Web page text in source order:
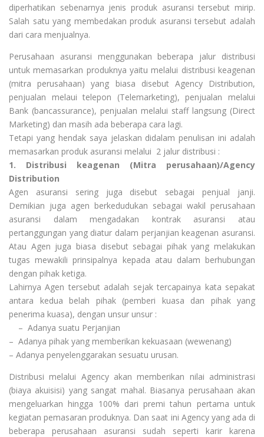
diperhatikan sebenarnya jenis produk asuransi tersebut mirip.
Salah satu yang membedakan produk asuransi tersebut adalah
dari cara menjualnya.
Perusahaan asuransi menggunakan beberapa jalur distribusi
untuk memasarkan produknya yaitu melalui distribusi keagenan
(mitra perusahaan) yang biasa disebut Agency Distribution,
penjualan melaui telepon (Telemarketing), penjualan melalui
Bank (bancassurance), penjualan melalui staff langsung (Direct
Marketing) dan masih ada beberapa cara lagi.
Tetapi yang hendak saya jelaskan didalam penulisan ini adalah
memasarkan produk asuransi melalui 2 jalur distribusi :
1. Distribusi keagenan (Mitra perusahaan)/Agency
Distribution
Agen asuransi sering juga disebut sebagai penjual janji.
Demikian juga agen berkedudukan sebagai wakil perusahaan
asuransi dalam mengadakan kontrak asuransi atau
pertanggungan yang diatur dalam perjanjian keagenan asuransi.
Atau Agen juga biasa disebut sebagai pihak yang melakukan
tugas mewakili prinsipalnya kepada atau dalam berhubungan
dengan pihak ketiga.
Lahirnya Agen tersebut adalah sejak tercapainya kata sepakat
antara kedua belah pihak (pemberi kuasa dan pihak yang
penerima kuasa), dengan unsur unsur :
– Adanya suatu Perjanjian
– Adanya pihak yang memberikan kekuasaan (wewenang)
– Adanya penyelenggarakan sesuatu urusan.
Distribusi melalui Agency akan memberikan nilai administrasi
(biaya akuisisi) yang sangat mahal. Biasanya perusahaan akan
mengeluarkan hingga 100% dari premi tahun pertama untuk
kegiatan pemasaran produknya. Dan saat ini Agency yang ada di
beberapa perusahaan asuransi sudah seperti karir karena